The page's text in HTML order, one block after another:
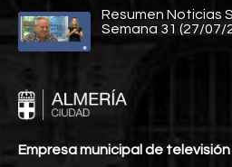
Resumen Noticias
Semana 31 (27/07/
Empresa municipal de